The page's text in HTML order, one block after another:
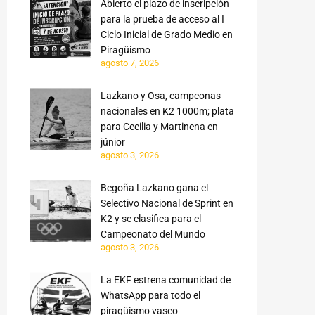
Abierto el plazo de inscripción
para la prueba de acceso al I
Ciclo Inicial de Grado Medio en
Piragüismo
agosto 7, 2026
Lazkano y Osa, campeonas
nacionales en K2 1000m; plata
para Cecilia y Martinena en
júnior
agosto 3, 2026
Begoña Lazkano gana el
Selectivo Nacional de Sprint en
K2 y se clasifica para el
Campeonato del Mundo
agosto 3, 2026
La EKF estrena comunidad de
WhatsApp para todo el
piragüismo vasco